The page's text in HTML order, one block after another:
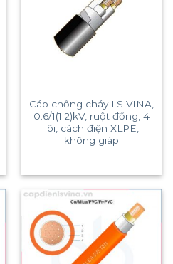
Cáp chống cháy LS VINA,
0.6/1(1.2)kV, ruột đồng, 4
lõi, cách điện XLPE,
không giáp